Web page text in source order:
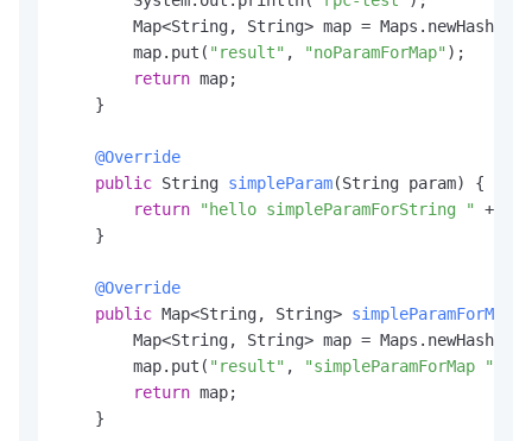
Map<String, String> map =
        map.put(
"result" , "noParamForMap" );
return map;
    }
@Override
public String simpleParam(String param)
{
return
"hello simpleParamForString "
+
    }
@Override
public Map<String, String> simpleParamForMap
Map<String, String> map =
        map.put(
"result" , "simpleParamForMap "
return map;
    }